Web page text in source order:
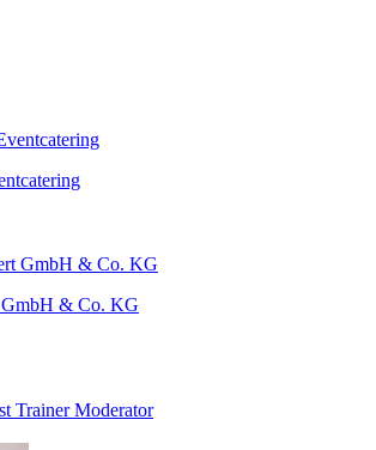
GmbH & Co. KG
TrainerModerator